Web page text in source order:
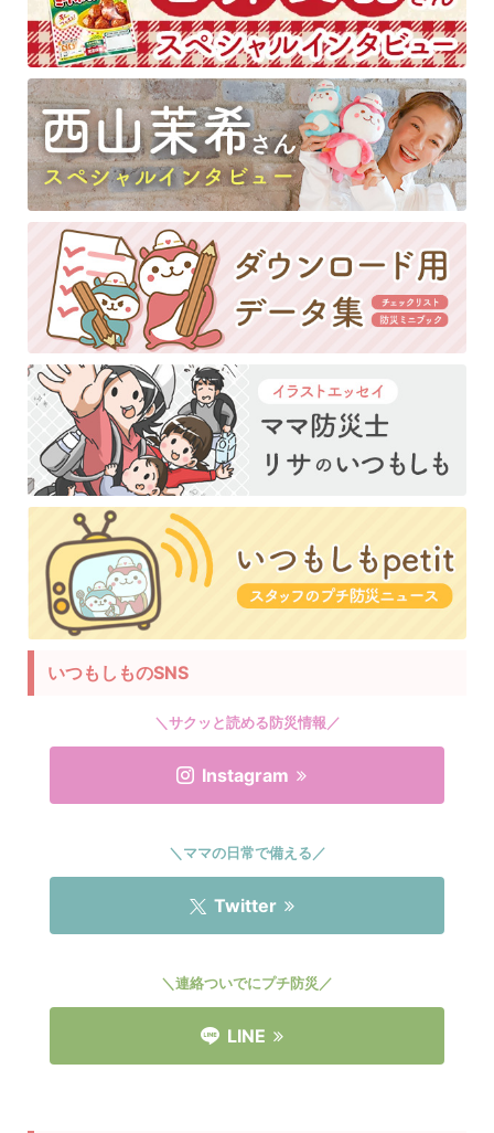
いつもしものSNS
＼サクッと読める防災情報／
Instagram
＼ママの日常で備える／
Twitter
＼連絡ついでにプチ防災／
LINE